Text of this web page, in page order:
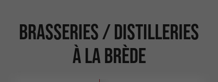
Brasseries / Distilleries
à La Brède